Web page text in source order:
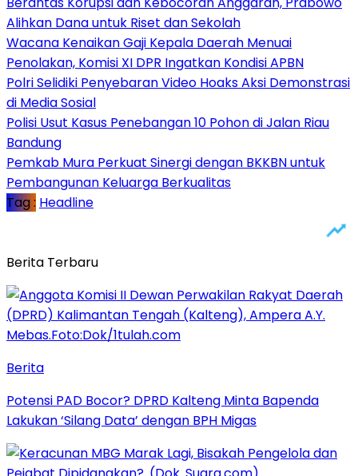
Alihkan Dana untuk Riset dan Sekolah
Wacana Kenaikan Gaji Kepala Daerah Menuai
Penolakan, Komisi XI DPR Ingatkan Kondisi APBN
Polri Selidiki Penyebaran Video Hoaks Aksi Demonstrasi
di Media Sosial
Polisi Usut Kasus Penebangan 10 Pohon di Jalan Riau
Bandung
Pemkab Mura Perkuat Sinergi dengan BKKBN untuk
Pembangunan Keluarga Berkualitas
Tag : Headline
Berita Terbaru
Berita
Potensi PAD Bocor? DPRD Kalteng Minta Bapenda
Lakukan ‘Silang Data’ dengan BPH Migas